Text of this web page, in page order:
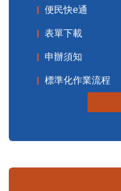
便民快e通
表單下載
申辦須知
標準化作業流程